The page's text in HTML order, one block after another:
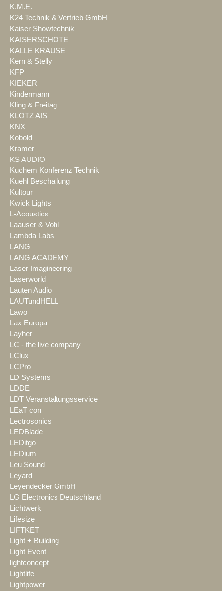
K.M.E.
K24 Technik & Vertrieb GmbH
Kaiser Showtechnik
KAISERSCHOTE
KALLE KRAUSE
Kern & Stelly
KFP
KIEKER
Kindermann
Kling & Freitag
KLOTZ AIS
KNX
Kobold
Kramer
KS AUDIO
Kuchem Konferenz Technik
Kuehl Beschallung
Kultour
Kwick Lights
L-Acoustics
Laauser & Vohl
Lambda Labs
LANG
LANG ACADEMY
Laser Imagineering
Laserworld
Lauten Audio
LAUTundHELL
Lawo
Lax Europa
Layher
LC - the live company
LClux
LCPro
LD Systems
LDDE
LDT Veranstaltungsservice
LEaT con
Lectrosonics
LEDBlade
LEDitgo
LEDium
Leu Sound
Leyard
Leyendecker GmbH
LG Electronics Deutschland
Lichtwerk
Lifesize
LIFTKET
Light + Building
Light Event
lightconcept
Lightlife
Lightpower